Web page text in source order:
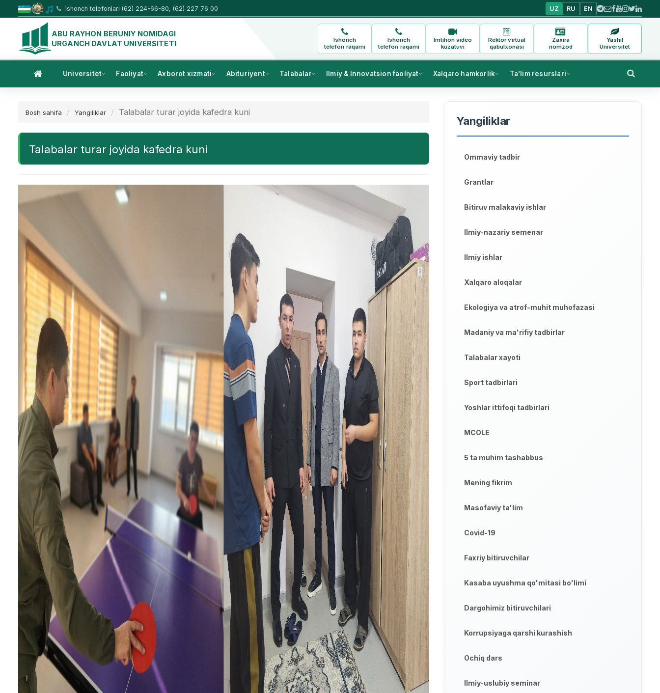
Ishonch telefonlari (62) 224-66-80, (62) 227 76 00 UZ RU EN
ABU RAYHON BERUNIY NOMIDAGI
URGANCH DAVLAT UNIVERSITETI
Ishonch
telefon raqami
Ishonch
telefon raqami
Imtihon video
kuzatuvi
Rektor virtual
qabulxonasi
Zaxira
nomzod
Yashil
Universitet
Universitet Faoliyat Axborot xizmati Abituriyent Talabalar Ilmiy & Innovatsion faoliyat Xalqaro hamkorlik Ta'lim resurslari
Bosh sahifa Yangiliklar Talabalar turar joyida kafedra kuni
Talabalar turar joyida kafedra kuni
Yangiliklar
Ommaviy tadbir
Grantlar
Bitiruv malakaviy ishlar
Ilmiy-nazariy semenar
Ilmiy ishlar
Xalqaro aloqalar
Ekologiya va atrof-muhit muhofazasi
Madaniy va ma'rifiy tadbirlar
Talabalar xayoti
Sport tadbirlari
Yoshlar ittifoqi tadbirlari
MCOLE
5 ta muhim tashabbus
Mening fikrim
Masofaviy ta'lim
Covid-19
Faxriy bitiruvchilar
Kasaba uyushma qo'mitasi bo'limi
Dargohimiz bitiruvchilari
Korrupsiyaga qarshi kurashish
Ochiq dars
Ilmiy-uslubiy seminar